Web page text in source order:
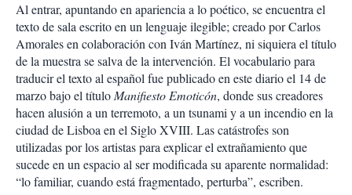
Al entrar, apuntando en apariencia a lo poético, se encuentra el
texto de sala escrito en un lenguaje ilegible; creado por Carlos
Amorales en colaboración con Iván Martínez, ni siquiera el título
de la muestra se salva de la intervención. El vocabulario para
traducir el texto al español fue publicado en este diario el 14 de
marzo bajo el título Manifiesto Emoticón, donde sus creadores
hacen alusión a un terremoto, a un tsunami y a un incendio en la
ciudad de Lisboa en el Siglo XVIII. Las catástrofes son
utilizadas por los artistas para explicar el extrañamiento que
sucede en un espacio al ser modificada su aparente normalidad:
“lo familiar, cuando está fragmentado, perturba”, escriben.